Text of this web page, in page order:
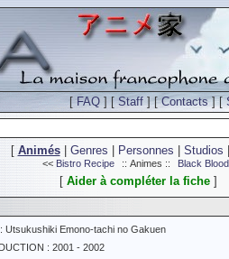
[FAQ ] [Staff ] [Contacts] [
[ Animés| Genres Personnes Studios
<< Bistro Recipe :: Animes :: Black
[ Aider à compléter la fiche]
Utsukushiki Emono-tachi no Gakuen
: 2001 - 2002